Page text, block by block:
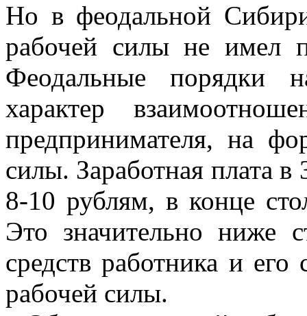
Но в феодальной
рабочей силы не имел
Феодальные порядки
характер
предпринимателя, на
силы. Заработная плата
8-10 рублям, в конце
Это значительно ниже
средств работника и
рабочей силы.